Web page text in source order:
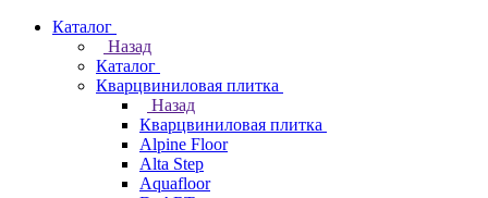
Каталог
Назад
Каталог
Кварцвиниловая плитка
Назад
Кварцвиниловая плитка
Alpine Floor
Alta Step
Aquafloor